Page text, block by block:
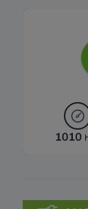
e) prawo do
f) prawo do
organizacji
Nie
Obszaru
Cookies to